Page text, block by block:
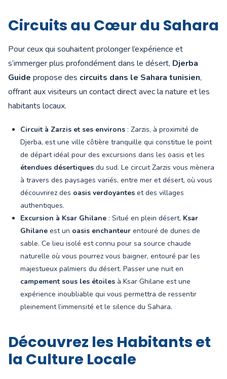
Circuits au Cœur du Sahara
Pour ceux qui souhaitent prolonger l’expérience et
s’immerger plus profondément dans le désert, Djerba
Guide propose des circuits dans le Sahara tunisien,
offrant aux visiteurs un contact direct avec la nature et les
habitants locaux.
Circuit à Zarzis et ses environs : Zarzis, à proximité de
Djerba, est une ville côtière tranquille qui constitue le point
de départ idéal pour des excursions dans les oasis et les
étendues désertiques du sud. Le circuit Zarzis vous mènera
à travers des paysages variés, entre mer et désert, où vous
découvrirez des oasis verdoyantes et des villages
authentiques.
Excursion à Ksar Ghilane : Situé en plein désert, Ksar
Ghilane est un oasis enchanteur entouré de dunes de
sable. Ce lieu isolé est connu pour sa source chaude
naturelle où vous pourrez vous baigner, entouré par les
majestueux palmiers du désert. Passer une nuit en
campement sous les étoiles à Ksar Ghilane est une
expérience inoubliable qui vous permettra de ressentir
pleinement l’immensité et le silence du Sahara.
Découvrez les Habitants et
la Culture Locale